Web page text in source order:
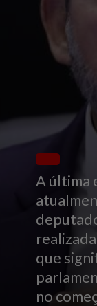
A última
que
no